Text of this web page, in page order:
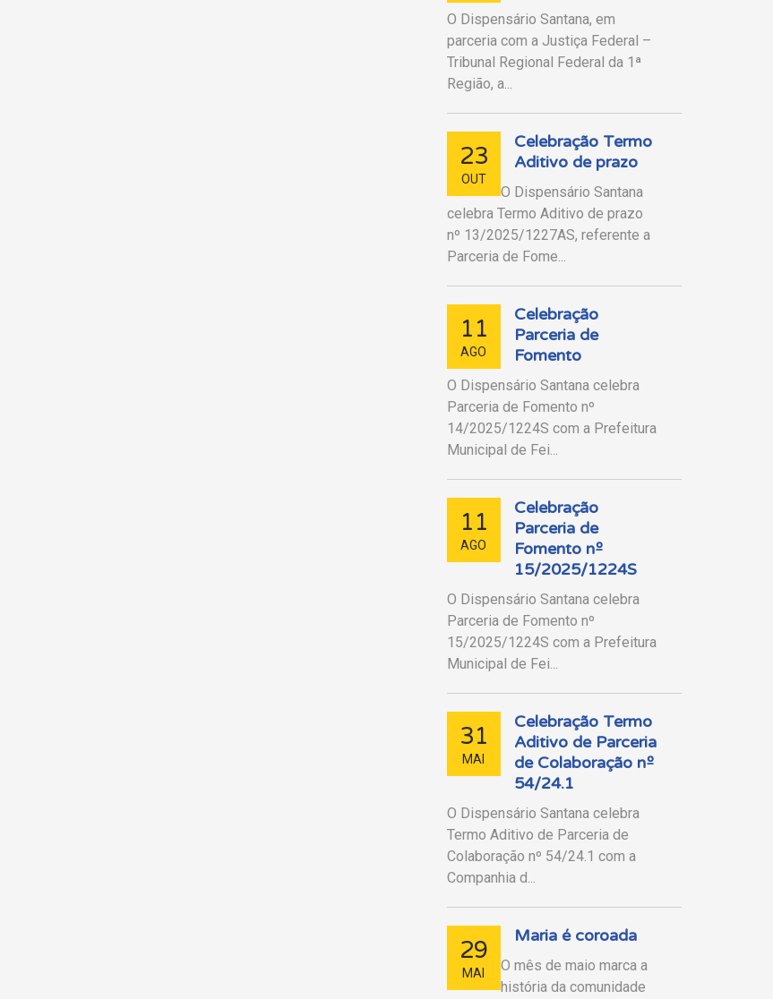
O Dispensário Santana, em
parceria com a Justiça Federal –
Tribunal Regional Federal da 1ª
Região, a...
23
OUT
Celebração Termo
Aditivo de prazo
O Dispensário Santana
celebra Termo Aditivo de prazo
nº 13/2025/1227AS, referente a
Parceria de Fome...
11
AGO
Celebração
Parceria de
Fomento
O Dispensário Santana celebra
Parceria de Fomento nº
14/2025/1224S com a Prefeitura
Municipal de Fei...
11
AGO
Celebração
Parceria de
Fomento nº
15/2025/1224S
O Dispensário Santana celebra
Parceria de Fomento nº
15/2025/1224S com a Prefeitura
Municipal de Fei...
31
MAI
Celebração Termo
Aditivo de Parceria
de Colaboração nº
54/24.1
O Dispensário Santana celebra
Termo Aditivo de Parceria de
Colaboração nº 54/24.1 com a
Companhia d...
29
MAI
Maria é coroada
O mês de maio marca a
história da comunidade